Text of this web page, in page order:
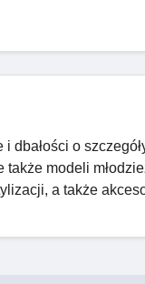
dbałości o
modeli
a także